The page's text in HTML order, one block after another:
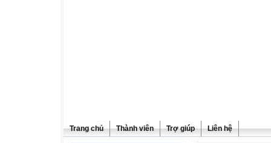
Trang chủ Thành viên Trợ giúp Liên hệ